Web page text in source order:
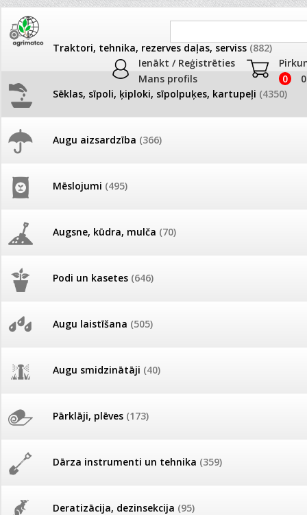
Ienākt / Reģistrēties
Mans profils
0
Traktori, tehnika, rezerves daļas, serviss (882)
Sēklas, sīpoli, ķiploki, sīpolpuķes, kartupeļi (4350)
Augu aizsardzība (366)
Mēslojumi (495)
Augsne, kūdra, mulča (70)
Podi un kasetes (646)
Augu laistīšana (505)
Augu smidzinātāji (40)
Pārklāji, plēves (173)
Dārza instrumenti un tehnika (359)
Deratizācija, dezinsekcija (95)
JAUNUMI
Pašlasīšanas vietu katalogs
26.05. Vebinārs - Kā ierobežot
gliemežus piemājas dārzā un
Darba laiks Līgo svētkos
Ūdens piemērotības noteikšana
Pievienojies braucienam uz
Tomātu sēklu katalogs
Tagad Vitrol GB arī 20kg
iepakojumā!
AKCIJAS
frēze + mulčieris +
AKCIJAS komplekts -
Lizantes
Produkti »Sēklas, sīpoli, ķiploki, sīpolpuķes, kartupeļi
Lizantes
Preču salīdzināšana
Nav izvēlēta neviena prece